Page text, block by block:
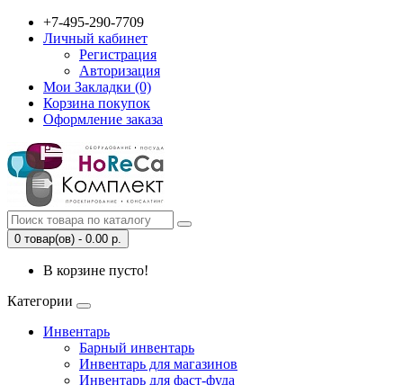
+7-495-290-7709
Личный кабинет
Регистрация
Авторизация
Мои Закладки (0)
Корзина покупок
Оформление заказа
0 товар(ов) - 0.00 р.
В корзине пусто!
Категории
Инвентарь
Барный инвентарь
Инвентарь для магазинов
Инвентарь для фаст-фуда